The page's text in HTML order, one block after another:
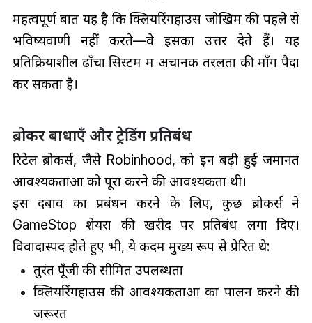
महत्वपूर्ण बात यह है कि क्लियरिंगहाउस जोखिम की पहले से
भविष्यवाणी नहीं करते—वे इसका उत्तर देते हैं। यह
प्रतिक्रियाशील ढाँचा सिस्टम में अचानक तरलता की माँग पैदा
कर सकता है।
ब्रोकर बाधाएँ और ट्रेडिंग प्रतिबंध
रिटेल ब्रोकर्स, जैसे Robinhood, को इन बढ़ी हुई जमानत
आवश्यकताओं को पूरा करने की आवश्यकता थी।
इस दबाव का प्रबंधन करने के लिए, कुछ ब्रोकर्स ने
GameStop शेयरों की खरीद पर प्रतिबंध लगा दिए।
विवादास्पद होते हुए भी, ये कदम मुख्य रूप से प्रेरित थे:
तुरंत पूँजी की सीमित उपलब्धता
क्लियरिंगहाउस की आवश्यकताओं का पालन करने की
जरूरत